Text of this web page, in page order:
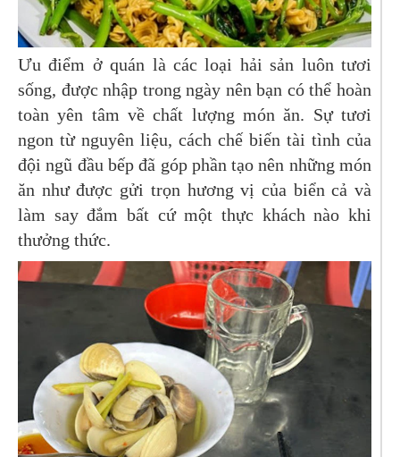
Ưu điểm ở quán là các loại hải sản luôn tươi
sống, được nhập trong ngày nên bạn có thể hoàn
toàn yên tâm về chất lượng món ăn. Sự tươi
ngon từ nguyên liệu, cách chế biến tài tình của
đội ngũ đầu bếp đã góp phần tạo nên những món
ăn như được gửi trọn hương vị của biển cả và
làm say đắm bất cứ một thực khách nào khi
thưởng thức.